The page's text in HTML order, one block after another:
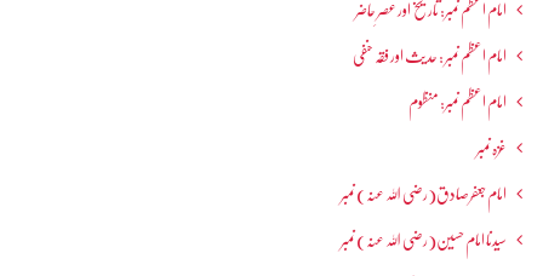
امام اعظم نمبر: تاریخ اور عصرِ حاضر
امام اعظم نمبر : حدیث اور فقہ حنفی
امام اعظم نمبر: منظوم
غزہ نمبر
امام جعفرصادق(رضی اللہ عنہ) نمبر
سیدنا امام حسین(رضی اللہ عنہ) نمبر